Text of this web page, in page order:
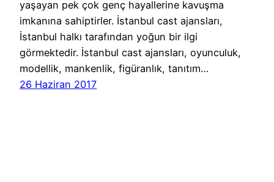
yaşayan pek çok genç hayallerine kavuşma
imkanına sahiptirler. İstanbul cast ajansları,
İstanbul halkı tarafından yoğun bir ilgi
görmektedir. İstanbul cast ajansları, oyunculuk,
modellik, mankenlik, figüranlık, tanıtım…
26 Haziran 2017